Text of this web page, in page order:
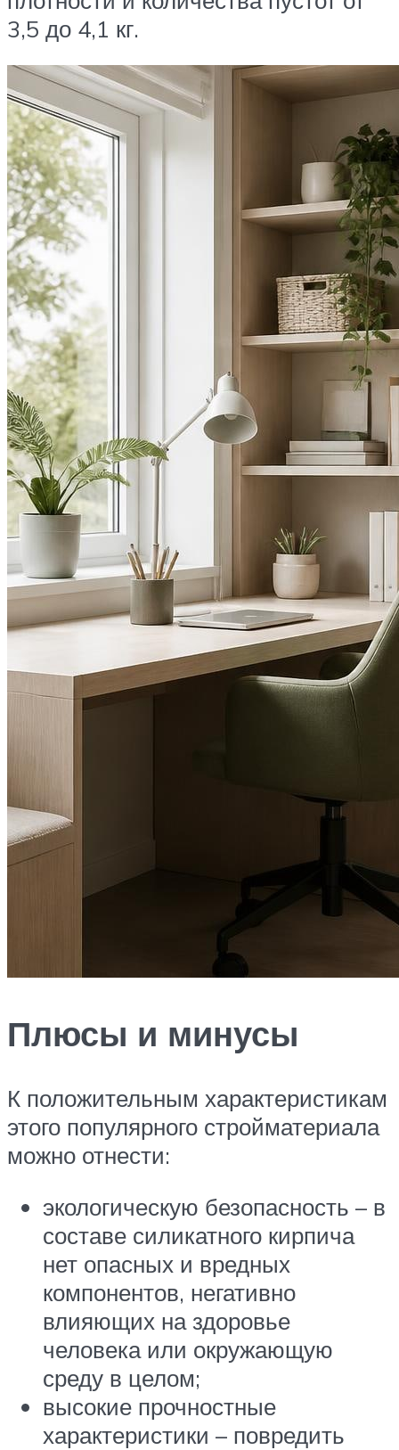
3,5 до 4,1 кг.
Плюсы и минусы
К положительным характеристикам
этого популярного стройматериала
можно отнести:
экологическую безопасность – в
составе силикатного кирпича
нет опасных и вредных
компонентов, негативно
влияющих на здоровье
человека или окружающую
среду в целом;
высокие прочностные
характеристики – повредить